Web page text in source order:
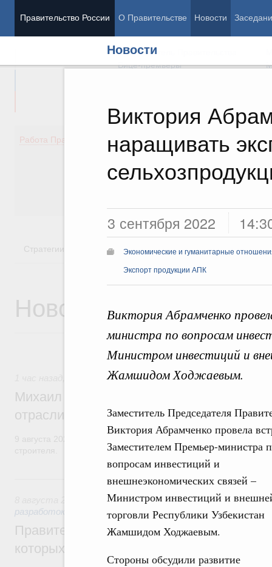
Правительство России О Правительстве Новости
Новости
Виктория
наращивать
3 сентября 2022
Экономические и гуманитарные
Экспорт продукции АПК
Виктория Абрамченко
министра по вопросам
Министром инвестиций и
Жамшидом Ходжаевым.
Заместитель Председателя
Виктория Абрамченко провела
Заместителем Премьер-министра
вопросам инвестиций и
внешнеэкономических связей –
Министром инвестиций и
торговли Республики Узбекистан
Жамшидом Ходжаевым.
Стороны обсудили развитие
Председатель Правительства
Вице-премьеры
Работа Правительства
Демография
Здоровье
Культура
Стратегии Государственные программы
Новости
Регулирование в сфере строительства
Михаил Мишустин поздравил
отрасли с профессиональным
9 августа 2026 года отмечается профессиональный праздник
Вчера
Государственная политика в сфере
разработок
Правительство расширило перечень
которых освобождаются от НДФЛ